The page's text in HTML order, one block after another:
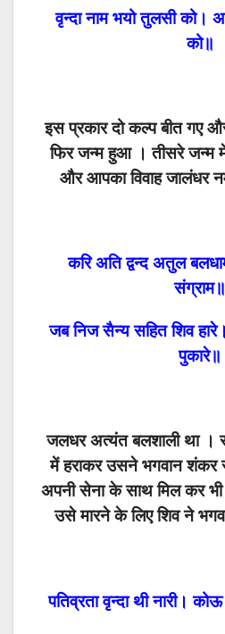
वृन्दा नाम भयो तुलसी को।
को॥
इस प्रकार दो कल्प बीत गए
फिर जन्म हुआ । तीसरे जन्म
और आपका विवाह
करि अति द्वन्द अतुल
संग्राम॥
जब निज सैन्य सहित शिव
पुकारे॥
जलधर अत्यंत बलशाली था ।
में हराकर उसने भगवान शंकर
अपनी सेना के साथ मिल कर
उसे मारने के लिए शिव ने
पतिव्रता वृन्दा थी नारी।